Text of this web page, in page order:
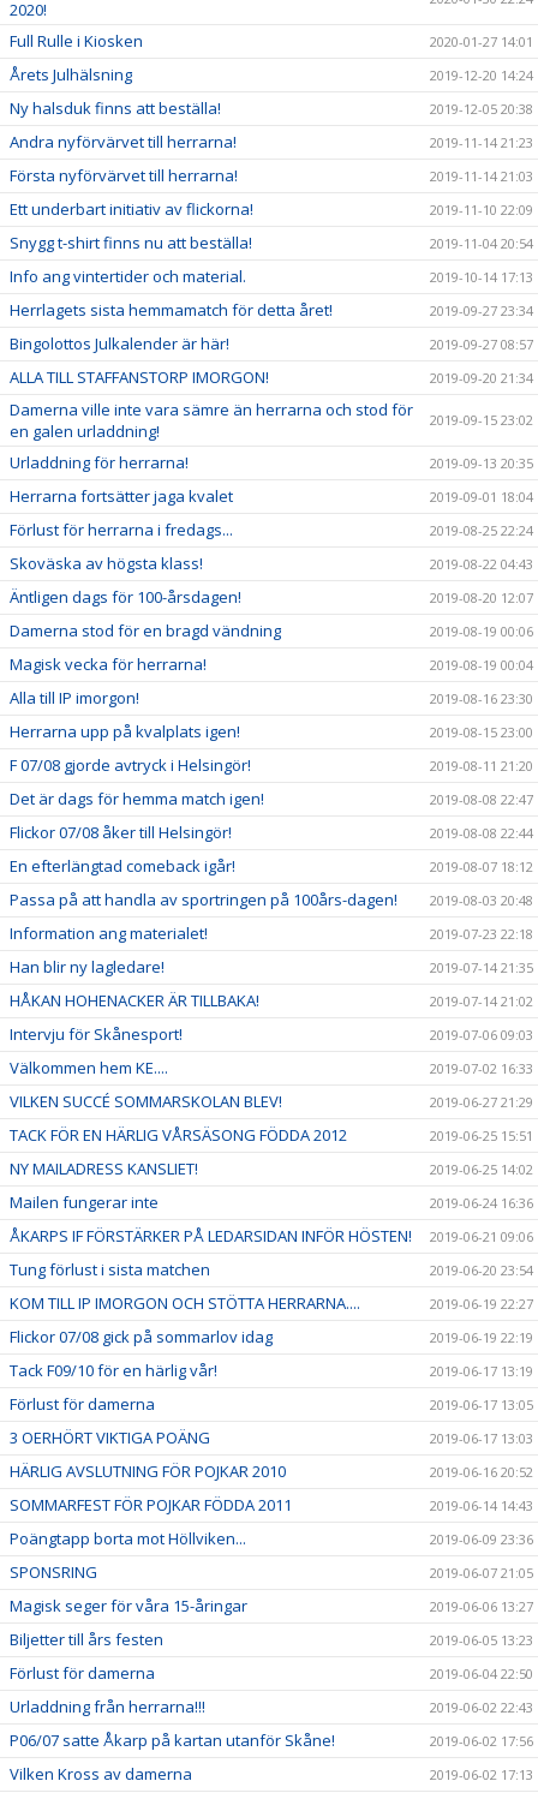
2020!
Full Rulle i Kiosken 2020-01-27 14:01
Årets Julhälsning 2019-12-20 14:24
Ny halsduk finns att beställa! 2019-12-05 20:38
Andra nyförvärvet till herrarna! 2019-11-14 21:23
Första nyförvärvet till herrarna! 2019-11-14 21:03
Ett underbart initiativ av flickorna! 2019-11-10 22:09
Snygg t-shirt finns nu att beställa! 2019-11-04 20:54
Info ang vintertider och material. 2019-10-14 17:13
Herrlagets sista hemmamatch för detta året! 2019-09-27 23:34
Bingolottos Julkalender är här! 2019-09-27 08:57
ALLA TILL STAFFANSTORP IMORGON! 2019-09-20 21:34
Damerna ville inte vara sämre än herrarna och stod för
en galen urladdning!
2019-09-15 23:02
Urladdning för herrarna! 2019-09-13 20:35
Herrarna fortsätter jaga kvalet 2019-09-01 18:04
Förlust för herrarna i fredags... 2019-08-25 22:24
Skoväska av högsta klass! 2019-08-22 04:43
Äntligen dags för 100-årsdagen! 2019-08-20 12:07
Damerna stod för en bragd vändning 2019-08-19 00:06
Magisk vecka för herrarna! 2019-08-19 00:04
Alla till IP imorgon! 2019-08-16 23:30
Herrarna upp på kvalplats igen! 2019-08-15 23:00
F 07/08 gjorde avtryck i Helsingör! 2019-08-11 21:20
Det är dags för hemma match igen! 2019-08-08 22:47
Flickor 07/08 åker till Helsingör! 2019-08-08 22:44
En efterlängtad comeback igår! 2019-08-07 18:12
Passa på att handla av sportringen på 100års-dagen! 2019-08-03 20:48
Information ang materialet! 2019-07-23 22:18
Han blir ny lagledare! 2019-07-14 21:35
HÅKAN HOHENACKER ÄR TILLBAKA! 2019-07-14 21:02
Intervju för Skånesport! 2019-07-06 09:03
Välkommen hem KE.... 2019-07-02 16:33
VILKEN SUCCÉ SOMMARSKOLAN BLEV! 2019-06-27 21:29
TACK FÖR EN HÄRLIG VÅRSÄSONG FÖDDA 2012 2019-06-25 15:51
NY MAILADRESS KANSLIET! 2019-06-25 14:02
Mailen fungerar inte 2019-06-24 16:36
ÅKARPS IF FÖRSTÄRKER PÅ LEDARSIDAN INFÖR HÖSTEN! 2019-06-21 09:06
Tung förlust i sista matchen 2019-06-20 23:54
KOM TILL IP IMORGON OCH STÖTTA HERRARNA.... 2019-06-19 22:27
Flickor 07/08 gick på sommarlov idag 2019-06-19 22:19
Tack F09/10 för en härlig vår! 2019-06-17 13:19
Förlust för damerna 2019-06-17 13:05
3 OERHÖRT VIKTIGA POÄNG 2019-06-17 13:03
HÄRLIG AVSLUTNING FÖR POJKAR 2010 2019-06-16 20:52
SOMMARFEST FÖR POJKAR FÖDDA 2011 2019-06-14 14:43
Poängtapp borta mot Höllviken... 2019-06-09 23:36
SPONSRING 2019-06-07 21:05
Magisk seger för våra 15-åringar 2019-06-06 13:27
Biljetter till års festen 2019-06-05 13:23
Förlust för damerna 2019-06-04 22:50
Urladdning från herrarna!!! 2019-06-02 22:43
P06/07 satte Åkarp på kartan utanför Skåne! 2019-06-02 17:56
Vilken Kross av damerna 2019-06-02 17:13